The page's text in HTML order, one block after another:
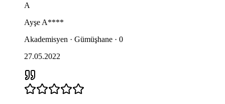
A
Ayşe A****
Akademisyen · Gümüşhane · 0
27.05.2022